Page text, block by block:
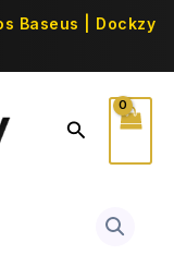
Baseus | Dockzy